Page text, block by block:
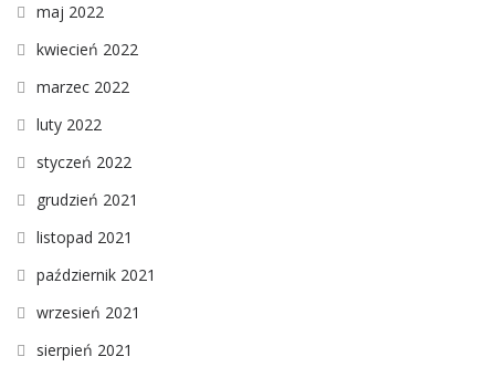
maj 2022
kwiecień 2022
marzec 2022
luty 2022
styczeń 2022
grudzień 2021
listopad 2021
październik 2021
wrzesień 2021
sierpień 2021